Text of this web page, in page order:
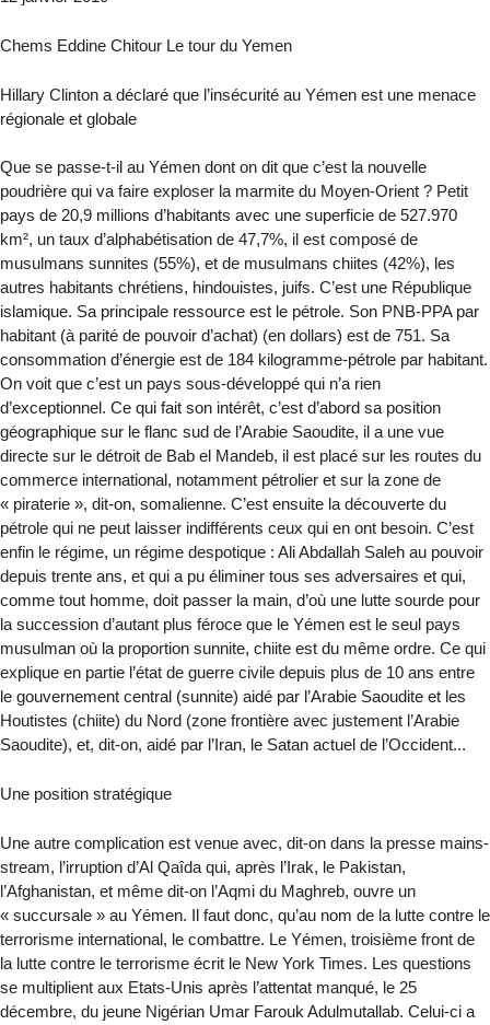
Chems Eddine Chitour Le tour du Yemen
Hillary Clinton a déclaré que l’insécurité au Yémen est une menace
régionale et globale
Que se passe-t-il au Yémen dont on dit que c’est la nouvelle
poudrière qui va faire exploser la marmite du Moyen-Orient ? Petit
pays de 20,9 millions d’habitants avec une superficie de 527.970
km², un taux d’alphabétisation de 47,7%, il est composé de
musulmans sunnites (55%), et de musulmans chiites (42%), les
autres habitants chrétiens, hindouistes, juifs. C’est une République
islamique. Sa principale ressource est le pétrole. Son PNB-PPA par
habitant (à parité de pouvoir d’achat) (en dollars) est de 751. Sa
consommation d’énergie est de 184 kilogramme-pétrole par habitant.
On voit que c’est un pays sous-développé qui n’a rien
d’exceptionnel. Ce qui fait son intérêt, c’est d’abord sa position
géographique sur le flanc sud de l’Arabie Saoudite, il a une vue
directe sur le détroit de Bab el Mandeb, il est placé sur les routes du
commerce international, notamment pétrolier et sur la zone de
« piraterie », dit-on, somalienne. C’est ensuite la découverte du
pétrole qui ne peut laisser indifférents ceux qui en ont besoin. C’est
enfin le régime, un régime despotique : Ali Abdallah Saleh au pouvoir
depuis trente ans, et qui a pu éliminer tous ses adversaires et qui,
comme tout homme, doit passer la main, d’où une lutte sourde pour
la succession d’autant plus féroce que le Yémen est le seul pays
musulman où la proportion sunnite, chiite est du même ordre. Ce qui
explique en partie l’état de guerre civile depuis plus de 10 ans entre
le gouvernement central (sunnite) aidé par l’Arabie Saoudite et les
Houtistes (chiite) du Nord (zone frontière avec justement l’Arabie
Saoudite), et, dit-on, aidé par l’Iran, le Satan actuel de l’Occident...
Une position stratégique
Une autre complication est venue avec, dit-on dans la presse mains-
stream, l’irruption d’Al Qaîda qui, après l’Irak, le Pakistan,
l’Afghanistan, et même dit-on l’Aqmi du Maghreb, ouvre un
« succursale » au Yémen. Il faut donc, qu’au nom de la lutte contre le
terrorisme international, le combattre. Le Yémen, troisième front de
la lutte contre le terrorisme écrit le New York Times. Les questions
se multiplient aux Etats-Unis après l’attentat manqué, le 25
décembre, du jeune Nigérian Umar Farouk Adulmutallab. Celui-ci a